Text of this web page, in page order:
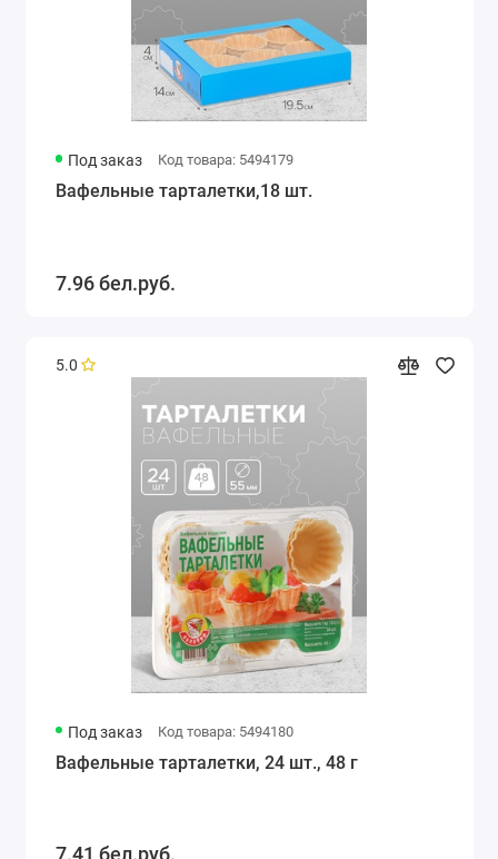
Под заказ Код товара: 5494179
Вафельные тарталетки,18 шт.
7.96 бел.руб.
5.0
Под заказ Код товара: 5494180
Вафельные тарталетки, 24 шт., 48 г